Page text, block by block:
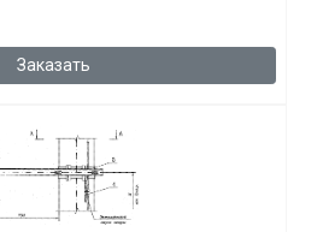
Заказать